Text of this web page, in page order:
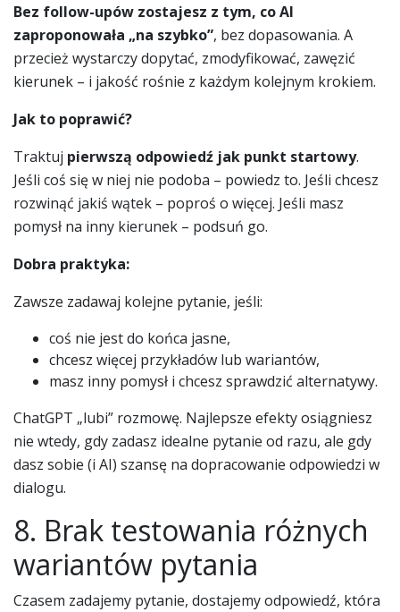
Bez follow-upów zostajesz z tym, co AI
zaproponowała „na szybko”, bez dopasowania. A
przecież wystarczy dopytać, zmodyfikować, zawęzić
kierunek – i jakość rośnie z każdym kolejnym krokiem.
Jak to poprawić?
Traktuj pierwszą odpowiedź jak punkt startowy.
Jeśli coś się w niej nie podoba – powiedz to. Jeśli chcesz
rozwinąć jakiś wątek – poproś o więcej. Jeśli masz
pomysł na inny kierunek – podsuń go.
Dobra praktyka:
Zawsze zadawaj kolejne pytanie, jeśli:
coś nie jest do końca jasne,
chcesz więcej przykładów lub wariantów,
masz inny pomysł i chcesz sprawdzić alternatywy.
ChatGPT „lubi” rozmowę. Najlepsze efekty osiągniesz
nie wtedy, gdy zadasz idealne pytanie od razu, ale gdy
dasz sobie (i AI) szansę na dopracowanie odpowiedzi w
dialogu.
8. Brak testowania różnych
wariantów pytania
Czasem zadajemy pytanie, dostajemy odpowiedź, która